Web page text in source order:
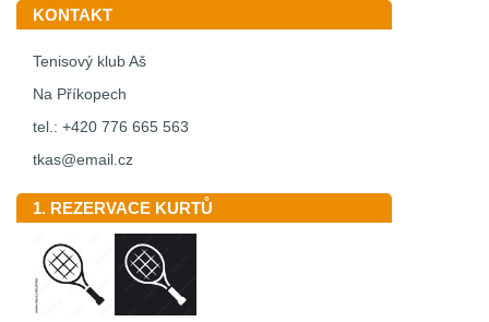
KONTAKT
Tenisový klub Aš
Na Příkopech
tel.: +420 776 665 563
tkas@email.cz
1. REZERVACE KURTŮ